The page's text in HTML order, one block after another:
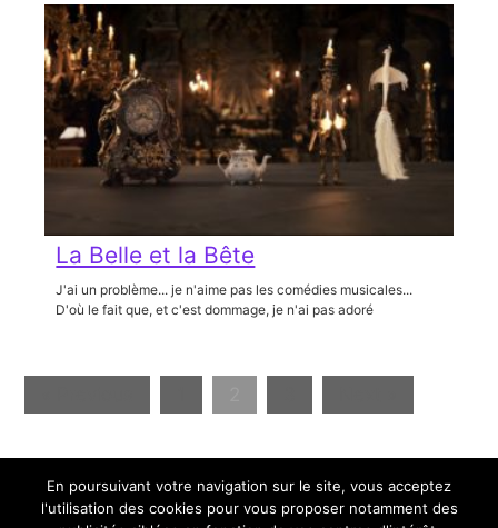
La Belle et la Bête
J'ai un problème... je n'aime pas les comédies musicales...
D'où le fait que, et c'est dommage, je n'ai pas adoré
Partagez Tweetez Épingle Partagez 0
PARTAGES
En poursuivant votre navigation sur le site, vous acceptez
l'utilisation des cookies pour vous proposer notamment des